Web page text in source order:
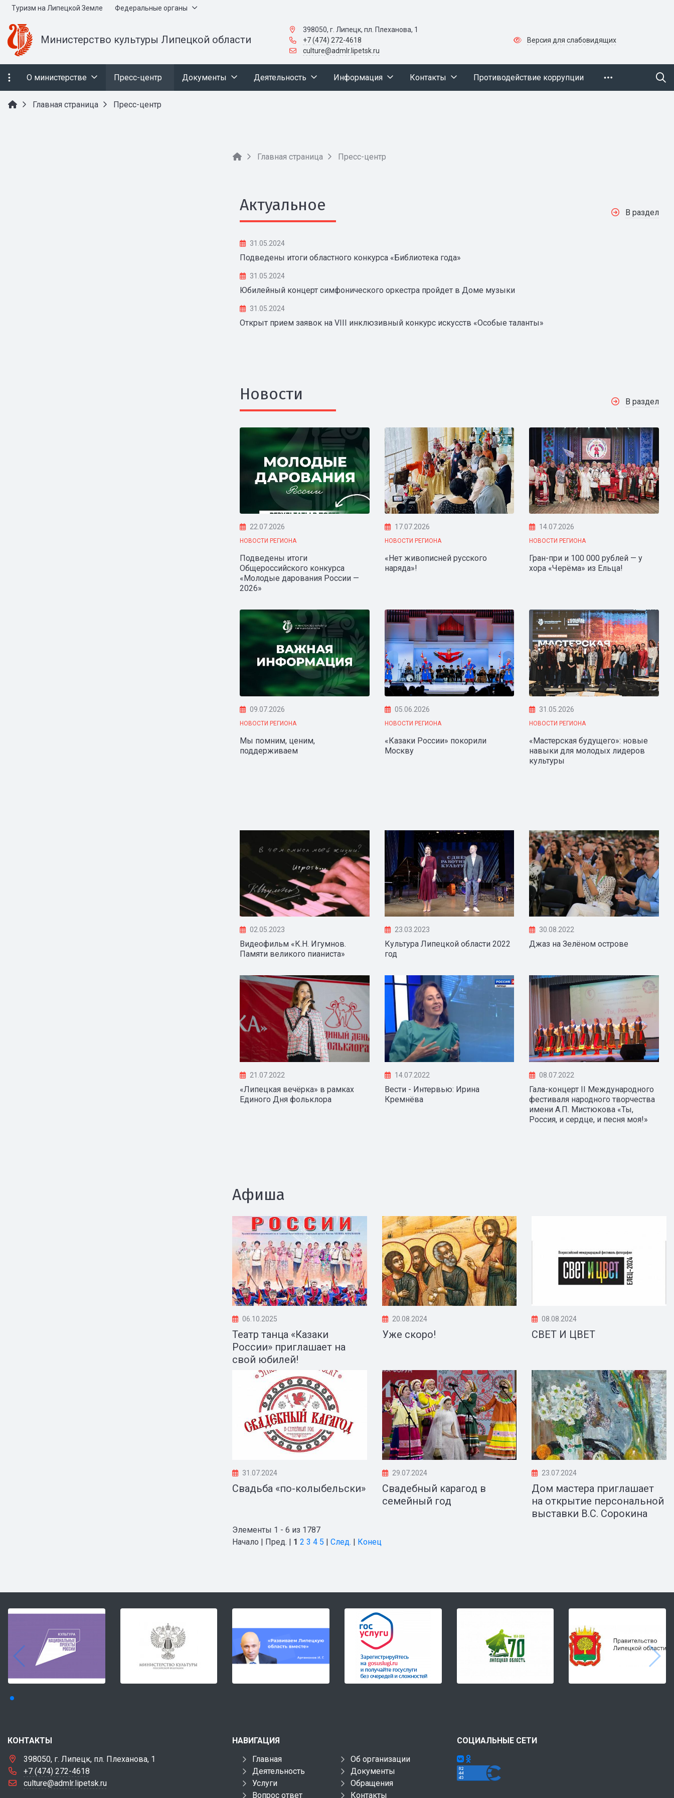
Туризм на Липецкой Земле Федеральные органы
Министерство культуры Липецкой области
398050, г. Липецк, пл. Плеханова, 1
+7 (474) 272-4618
culture@admlr.lipetsk.ru
Версия для слабовидящих
О министерстве Пресс-центр Документы Деятельность Информация Контакты Противодействие коррупции
Главная страница Пресс-центр
Главная страница Пресс-центр
Актуальное В раздел
31.05.2024
Подведены итоги областного конкурса «Библиотека года»
31.05.2024
Юбилейный концерт симфонического оркестра пройдет в Доме музыки
31.05.2024
Открыт прием заявок на VIII инклюзивный конкурс искусств «Особые таланты»
Новости В раздел
22.07.2026
НОВОСТИ РЕГИОНА
Подведены итоги
Общероссийского конкурса
«Молодые дарования России —
2026»
17.07.2026
НОВОСТИ РЕГИОНА
«Нет живописней русского
наряда»!
14.07.2026
НОВОСТИ РЕГИОНА
Гран-при и 100 000 рублей — у
хора «Черёма» из Ельца!
09.07.2026
НОВОСТИ РЕГИОНА
Мы помним, ценим,
поддерживаем
05.06.2026
НОВОСТИ РЕГИОНА
«Казаки России» покорили
Москву
31.05.2026
НОВОСТИ РЕГИОНА
«Мастерская будущего»: новые
навыки для молодых лидеров
культуры
02.05.2023
Видеофильм​ «К.Н. Игумнов.
Памяти велик­ого пианиста»
23.03.2023
Культура Липецкой области 2022
год
30.08.2022
Джаз на Зелёном острове
21.07.2022
«Липецкая вечёрка» в рамках
Единого Дня фольклора
14.07.2022
Вести - Интервью: Ирина
Кремнёва
08.07.2022
Гала-концерт II Международного
фестиваля народного творчества
имени А.П. Мистюкова «Ты,
Россия, и сердце, и песня моя!»
Афиша
06.10.2025
Театр танца «Казаки
России» приглашает на
свой юбилей!
20.08.2024
Уже скоро!
08.08.2024
СВЕТ И ЦВЕТ
31.07.2024
Свадьба «по-колыбельски»
29.07.2024
Свадебный карагод в
семейный год
23.07.2024
Дом мастера приглашает
на открытие персональной
выставки В.С. Сорокина
Элементы 1 - 6 из 1787
Начало | Пред. | 1 2 3 4 5 | След. | Конец
КОНТАКТЫ
398050, г. Липецк, пл. Плеханова, 1
+7 (474) 272-4618
culture@admlr.lipetsk.ru
НАВИГАЦИЯ
Главная
Об организации
Деятельность
Документы
Услуги
Обращения
Вопрос ответ
Контакты
СОЦИАЛЬНЫЕ СЕТИ